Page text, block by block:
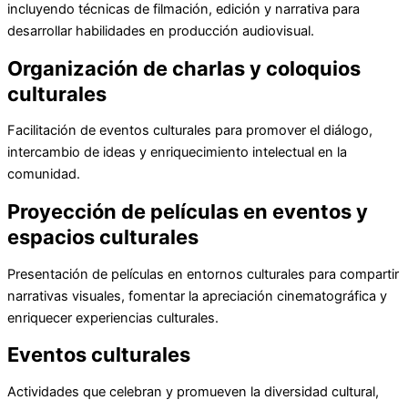
incluyendo técnicas de filmación, edición y narrativa para
desarrollar habilidades en producción audiovisual.
Organización de charlas y coloquios
culturales
Facilitación de eventos culturales para promover el diálogo,
intercambio de ideas y enriquecimiento intelectual en la
comunidad.
Proyección de películas en eventos y
espacios culturales
Presentación de películas en entornos culturales para compartir
narrativas visuales, fomentar la apreciación cinematográfica y
enriquecer experiencias culturales.
Eventos culturales
Actividades que celebran y promueven la diversidad cultural,